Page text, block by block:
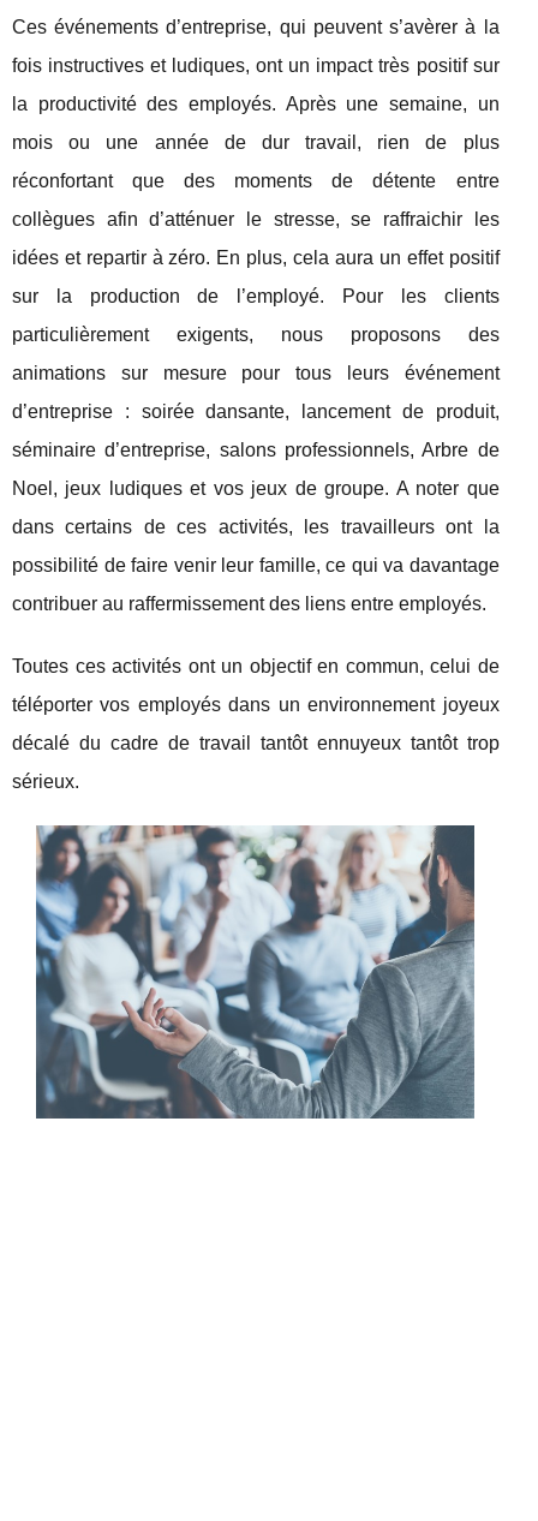
Ces événements d’entreprise, qui peuvent s’avèrer à la
fois instructives et ludiques, ont un impact très positif sur
la productivité des employés. Après une semaine, un
mois ou une année de dur travail, rien de plus
réconfortant que des moments de détente entre
collègues afin d’atténuer le stresse, se raffraichir les
idées et repartir à zéro. En plus, cela aura un effet positif
sur la production de l’employé. Pour les clients
particulièrement exigents, nous proposons des
animations sur mesure pour tous leurs événement
d’entreprise : soirée dansante, lancement de produit,
séminaire d’entreprise, salons professionnels, Arbre de
Noel, jeux ludiques et vos jeux de groupe. A noter que
dans certains de ces activités, les travailleurs ont la
possibilité de faire venir leur famille, ce qui va davantage
contribuer au raffermissement des liens entre employés.
Toutes ces activités ont un objectif en commun, celui de
téléporter vos employés dans un environnement joyeux
décalé du cadre de travail tantôt ennuyeux tantôt trop
sérieux.